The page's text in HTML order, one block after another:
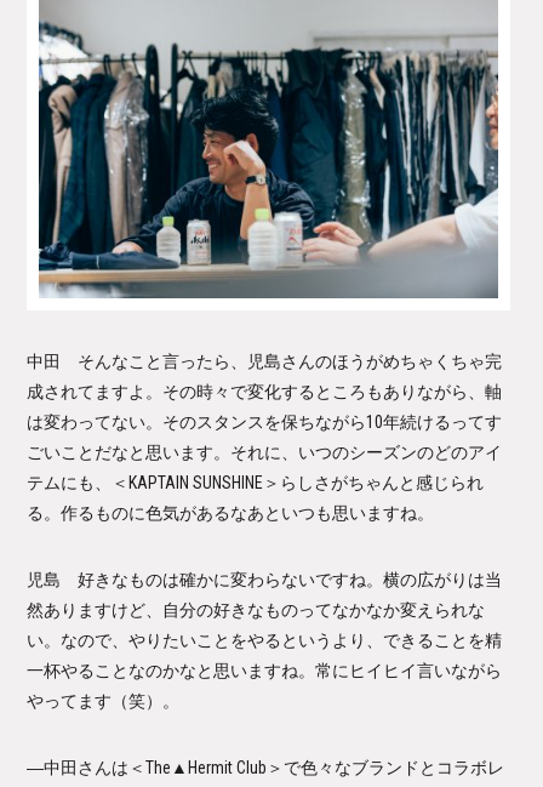
中田 そんなこと言ったら、児島さんのほうがめちゃくちゃ完
成されてますよ。その時々で変化するところもありながら、軸
は変わってない。そのスタンスを保ちながら10年続けるってす
ごいことだなと思います。それに、いつのシーズンのどのアイ
テムにも、＜KAPTAIN SUNSHINE＞らしさがちゃんと感じられ
る。作るものに色気があるなあといつも思いますね。
児島 好きなものは確かに変わらないですね。横の広がりは当
然ありますけど、自分の好きなものってなかなか変えられな
い。なので、やりたいことをやるというより、できることを精
一杯やることなのかなと思いますね。常にヒイヒイ言いながら
やってます（笑）。
―中田さんは＜The▲Hermit Club＞で色々なブランドとコラボレ